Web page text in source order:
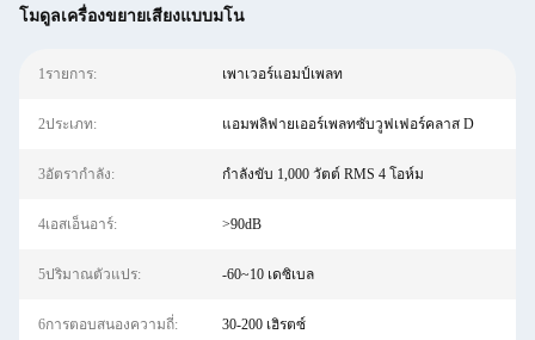
โมดูลเครื่องขยายเสียงแบบมโน
1รายการ: เพาเวอร์แอมป์เพลท
2ประเภท: แอมพลิฟายเออร์เพลทซับวูฟเฟอร์คลาส D
3อัตรากำลัง: กำลังขับ 1,000 วัตต์ RMS 4 โอห์ม
4เอสเอ็นอาร์: >90dB
5ปริมาณตัวแปร: -60~10 เดซิเบล
6การตอบสนองความถี่: 30-200 เฮิรตซ์